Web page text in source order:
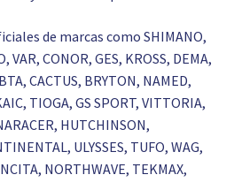
de marcas como SHIMANO,
VAR, CONOR, GES, KROSS, DEMA,
CACTUS, BRYTON, NAMED,
TIOGA, GS SPORT, VITTORIA,
HUTCHINSON,
ULYSSES, TUFO, WAG,
NORTHWAVE, TEKMAX,